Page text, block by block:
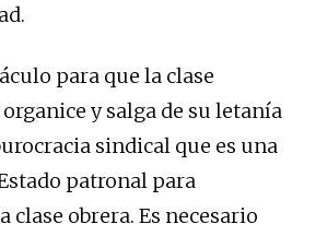
para que la clase
y salga de su letanía
sindical que es una
patronal para
clase obrera. Es necesario